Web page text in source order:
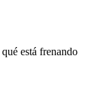
está frenando